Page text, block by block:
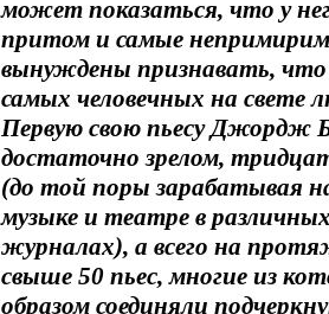
может показаться, что у
притом и самые
вынуждены признавать,
самых человечных на свете
Первую свою пьесу Джордж
достаточно зрелом,
(до той поры зарабатывая
музыке и театре в
журналах), а всего на
свыше 50 пьес, многие из
образом соединяли